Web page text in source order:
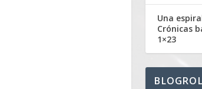
Una
Crónicas
1×23